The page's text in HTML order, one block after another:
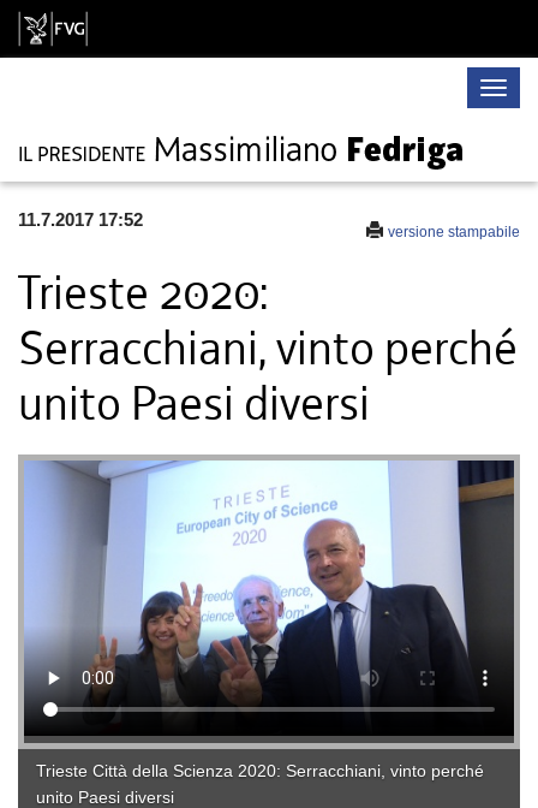
Toggle
versione stampabile
11.7.2017 17:52
Trieste 2020:
Serracchiani, vinto perché
unito Paesi diversi
Trieste Città della Scienza 2020: Serracchiani, vinto perché
unito Paesi diversi